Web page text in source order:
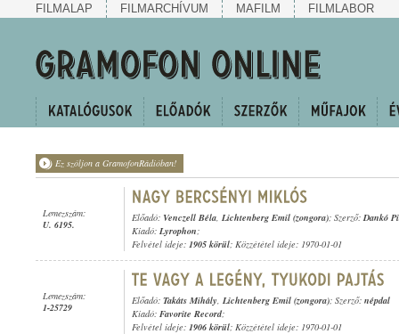
FILMALAP FILMARCHÍVUM MAFILM FILMLABOR
Ez szóljon a GramofonRádióban!
Lemezszám:
U. 6195.
Előadó: Venczell Béla, Lichtenberg Emil (zongora); Szerző:Dankó
Kiadó: Lyrophon;
Felvétel ideje: 1905 körül; Közzététel ideje: 1970-01-01
Lemezszám:
1-25729
Előadó: Takáts Mihály, Lichtenberg Emil (zongora); Szerző: népdal
Kiadó: Favorite Record;
Felvétel ideje: 1906 körül; Közzététel ideje: 1970-01-01